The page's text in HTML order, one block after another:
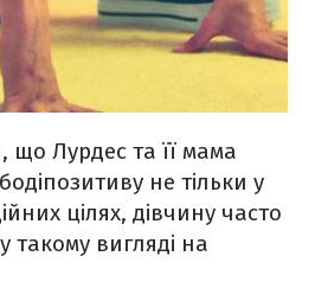
що Лурдес та її мама
не тільки у
цілях, дівчину часто
вигляді на